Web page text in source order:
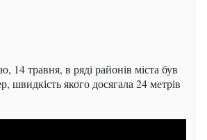
14 травня, в ряді районів міста був
швидкість якого досягала 24 метрів